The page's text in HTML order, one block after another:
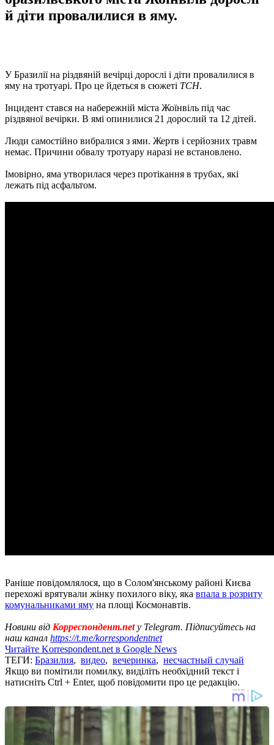
й діти провалилися в яму.
У Бразилії на різдвяній вечірці дорослі і діти провалилися в
яму на тротуарі. Про це йдеться в сюжеті ТСН.
Інцидент стався на набережній міста Жоїнвіль під час
різдвяної вечірки. В ямі опинилися 21 дорослий та 12 дітей.
Люди самостійно вибралися з ями. Жертв і серйозних травм
немає. Причини обвалу тротуару наразі не встановлено.
Імовірно, яма утворилася через протікання в трубах, які
лежать під асфальтом.
Раніше повідомлялося, що в Солом'янському районі Києва
перехожі врятували жінку похилого віку, яка впала в розриту
комунальниками яму на площі Космонавтів.
Новини від Корреспондент.netу Telegram. Підписуйтесь на
наш канал https://t.me/korrespondentnet
Читайте Korrespondent.net в Google News
ТЕГИ: Бразилия, видео, вечеринка, несчастный случай
Якщо ви помітили помилку, виділіть необхідний текст і
натисніть Ctrl + Enter, щоб повідомити про це редакцію.